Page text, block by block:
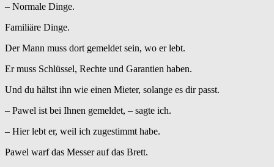
– Normale Dinge.
Familiäre Dinge.
Der Mann muss dort gemeldet sein, wo er lebt.
Er muss Schlüssel, Rechte und Garantien haben.
Und du hältst ihn wie einen Mieter, solange es dir passt.
– Pawel ist bei Ihnen gemeldet, – sagte ich.
– Hier lebt er, weil ich zugestimmt habe.
Pawel warf das Messer auf das Brett.